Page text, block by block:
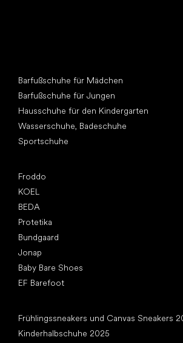
Barfußschuhe für Mädchen
Barfußschuhe für Jungen
Hausschuhe für den Kindergarten
Wasserschuhe, Badeschuhe
Sportschuhe
Froddo
KOEL
BEDA
Protetika
Bundgaard
Jonap
Baby Bare Shoes
EF Barefoot
Frühlingssneakers und Canvas Sneakers
Kinderhalbschuhe 2025